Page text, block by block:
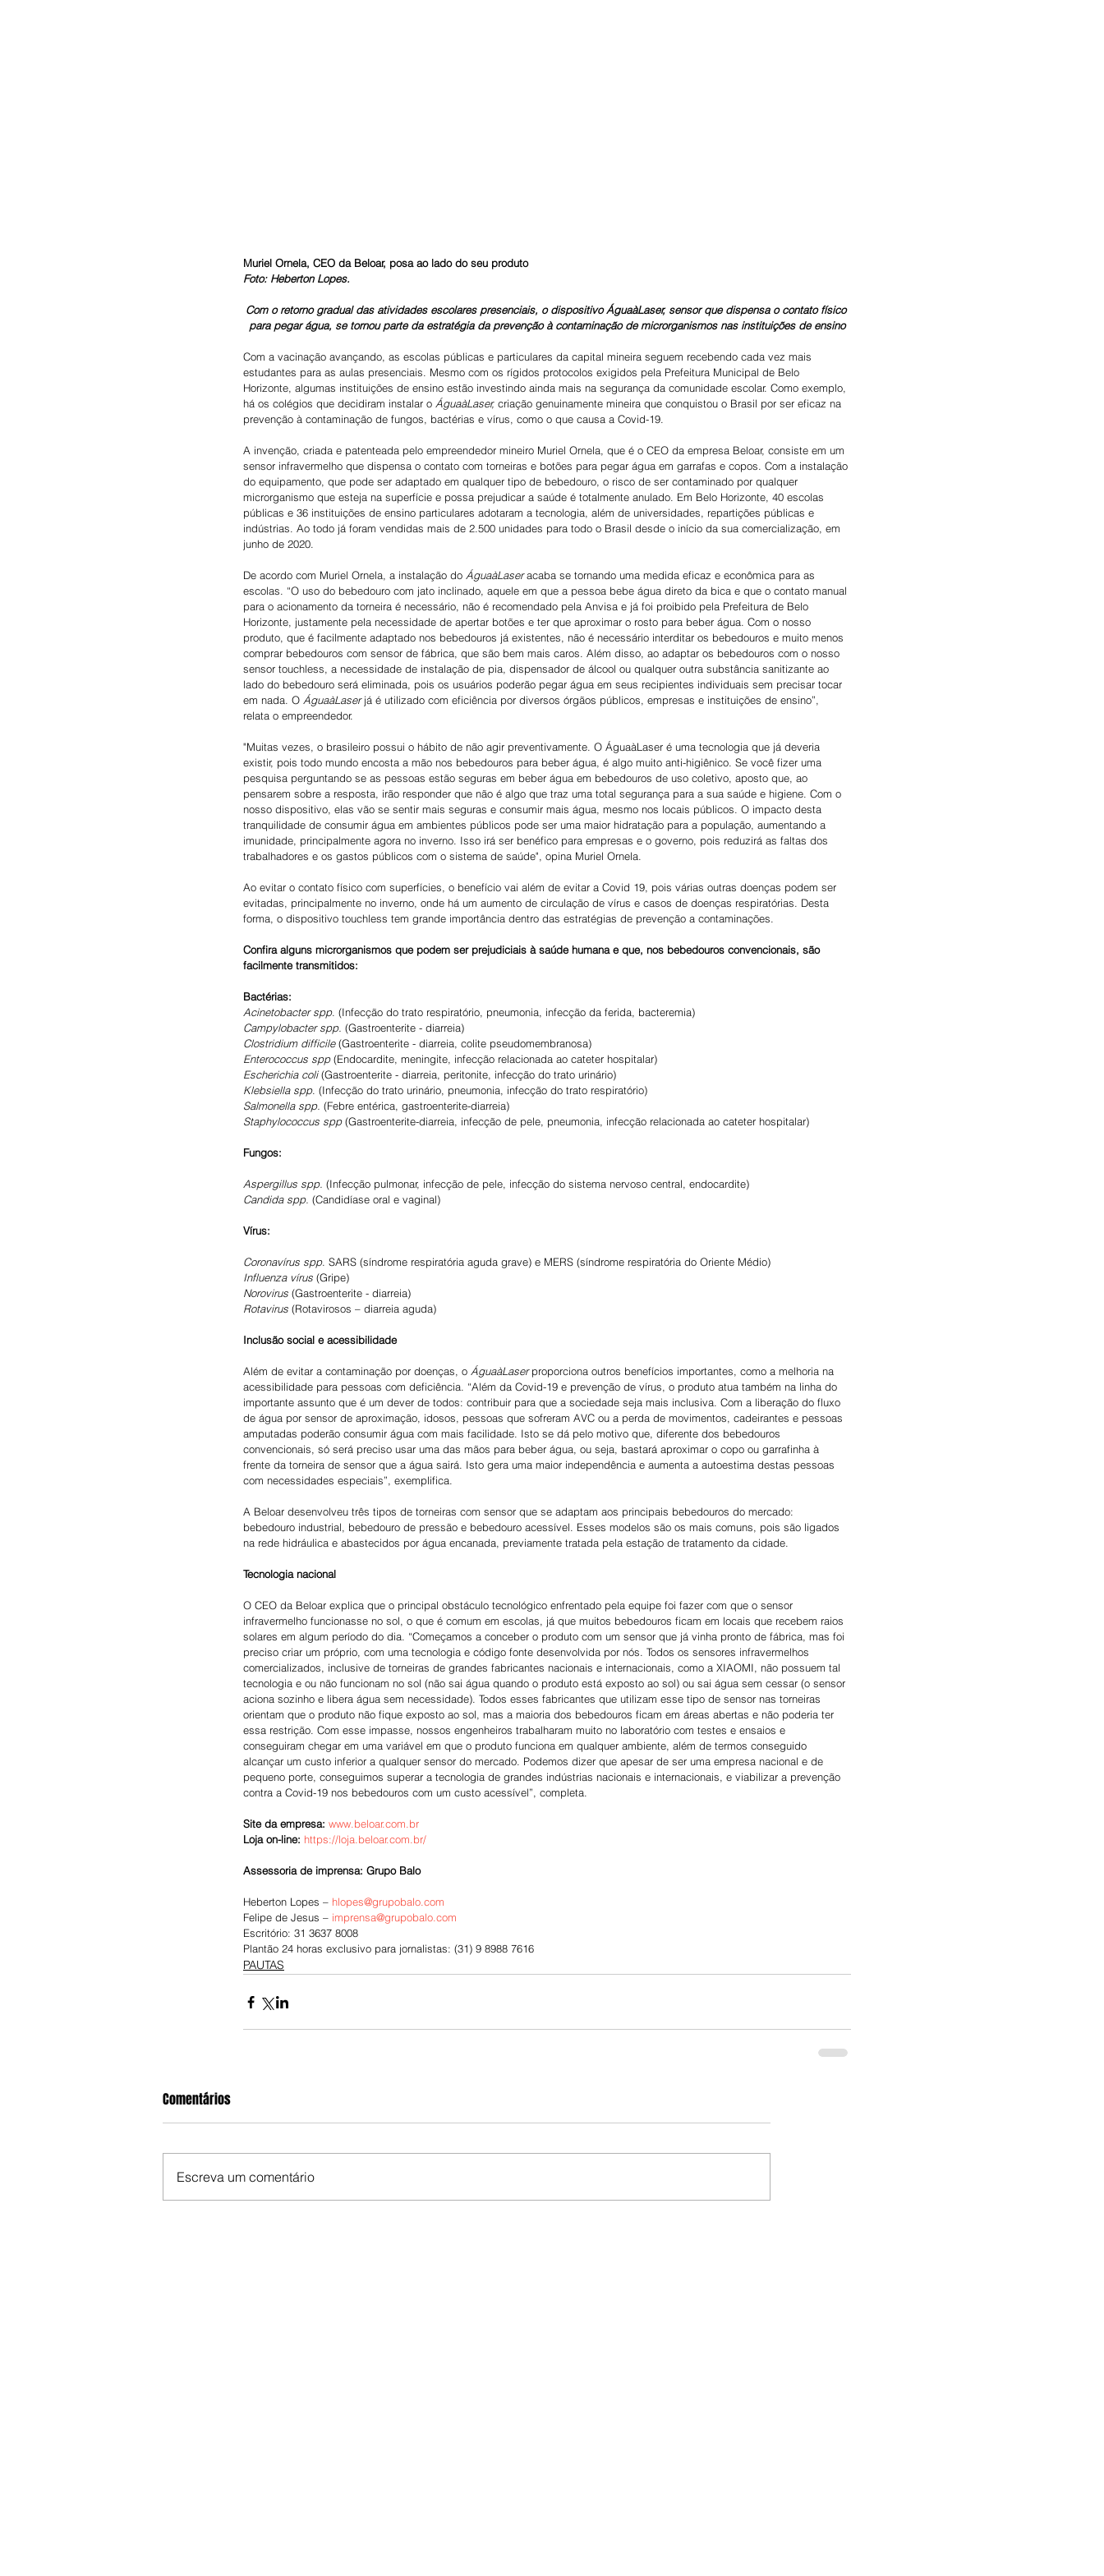
Muriel Ornela, CEO da Beloar, posa ao lado do seu produto
Foto: Heberton Lopes.
Com o retorno gradual das atividades escolares presenciais, o dispositivo ÁguaàLaser, sensor que dispensa o contato físico
para pegar água, se tornou parte da estratégia da prevenção à contaminação de microrganismos nas instituições de ensino
Com a vacinação avançando, as escolas públicas e particulares da capital mineira seguem recebendo cada vez mais
estudantes para as aulas presenciais. Mesmo com os rígidos protocolos exigidos pela Prefeitura Municipal de Belo
Horizonte, algumas instituições de ensino estão investindo ainda mais na segurança da comunidade escolar. Como exemplo,
há os colégios que decidiram instalar o ÁguaàLaser, criação genuinamente mineira que conquistou o Brasil por ser eficaz na
prevenção à contaminação de fungos, bactérias e vírus, como o que causa a Covid-19.
A invenção, criada e patenteada pelo empreendedor mineiro Muriel Ornela, que é o CEO da empresa Beloar, consiste em um
sensor infravermelho que dispensa o contato com torneiras e botões para pegar água em garrafas e copos. Com a instalação
do equipamento, que pode ser adaptado em qualquer tipo de bebedouro, o risco de ser contaminado por qualquer
microrganismo que esteja na superfície e possa prejudicar a saúde é totalmente anulado. Em Belo Horizonte, 40 escolas
públicas e 36 instituições de ensino particulares adotaram a tecnologia, além de universidades, repartições públicas e
indústrias. Ao todo já foram vendidas mais de 2.500 unidades para todo o Brasil desde o início da sua comercialização, em
junho de 2020.
De acordo com Muriel Ornela, a instalação do ÁguaàLaser acaba se tornando uma medida eficaz e econômica para as
escolas. “O uso do bebedouro com jato inclinado, aquele em que a pessoa bebe água direto da bica e que o contato manual
para o acionamento da torneira é necessário, não é recomendado pela Anvisa e já foi proibido pela Prefeitura de Belo
Horizonte, justamente pela necessidade de apertar botões e ter que aproximar o rosto para beber água. Com o nosso
produto, que é facilmente adaptado nos bebedouros já existentes, não é necessário interditar os bebedouros e muito menos
comprar bebedouros com sensor de fábrica, que são bem mais caros. Além disso, ao adaptar os bebedouros com o nosso
sensor touchless, a necessidade de instalação de pia, dispensador de álcool ou qualquer outra substância sanitizante ao
lado do bebedouro será eliminada, pois os usuários poderão pegar água em seus recipientes individuais sem precisar tocar
em nada. O ÁguaàLaser já é utilizado com eficiência por diversos órgãos públicos, empresas e instituições de ensino”,
relata o empreendedor.
"Muitas vezes, o brasileiro possui o hábito de não agir preventivamente. O ÁguaàLaser é uma tecnologia que já deveria
existir, pois todo mundo encosta a mão nos bebedouros para beber água, é algo muito anti-higiênico. Se você fizer uma
pesquisa perguntando se as pessoas estão seguras em beber água em bebedouros de uso coletivo, aposto que, ao
pensarem sobre a resposta, irão responder que não é algo que traz uma total segurança para a sua saúde e higiene. Com o
nosso dispositivo, elas vão se sentir mais seguras e consumir mais água, mesmo nos locais públicos. O impacto desta
tranquilidade de consumir água em ambientes públicos pode ser uma maior hidratação para a população, aumentando a
imunidade, principalmente agora no inverno. Isso irá ser benéfico para empresas e o governo, pois reduzirá as faltas dos
trabalhadores e os gastos públicos com o sistema de saúde", opina Muriel Ornela.
Ao evitar o contato físico com superfícies, o benefício vai além de evitar a Covid 19, pois várias outras doenças podem ser
evitadas, principalmente no inverno, onde há um aumento de circulação de vírus e casos de doenças respiratórias. Desta
forma, o dispositivo touchless tem grande importância dentro das estratégias de prevenção a contaminações.
Confira alguns microrganismos que podem ser prejudiciais à saúde humana e que, nos bebedouros convencionais, são
facilmente transmitidos:
Bactérias:
Acinetobacter spp. (Infecção do trato respiratório, pneumonia, infecção da ferida, bacteremia)
Campylobacter spp. (Gastroenterite - diarreia)
Clostridium difficile (Gastroenterite - diarreia, colite pseudomembranosa)
Enterococcus spp (Endocardite, meningite, infecção relacionada ao cateter hospitalar)
Escherichia coli (Gastroenterite - diarreia, peritonite, infecção do trato urinário)
Klebsiella spp. (Infecção do trato urinário, pneumonia, infecção do trato respiratório)
Salmonella spp. (Febre entérica, gastroenterite-diarreia)
Staphylococcus spp (Gastroenterite-diarreia, infecção de pele, pneumonia, infecção relacionada ao cateter hospitalar)
Fungos:
Aspergillus spp. (Infecção pulmonar, infecção de pele, infecção do sistema nervoso central, endocardite)
Candida spp. (Candidíase oral e vaginal)
Vírus:
Coronavírus spp. SARS (síndrome respiratória aguda grave) e MERS (síndrome respiratória do Oriente Médio)
Influenza vírus (Gripe)
Norovirus (Gastroenterite - diarreia)
Rotavirus (Rotavirosos – diarreia aguda)
Inclusão social e acessibilidade
Além de evitar a contaminação por doenças, o ÁguaàLaser proporciona outros benefícios importantes, como a melhoria na
acessibilidade para pessoas com deficiência. “Além da Covid-19 e prevenção de vírus, o produto atua também na linha do
importante assunto que é um dever de todos: contribuir para que a sociedade seja mais inclusiva. Com a liberação do fluxo
de água por sensor de aproximação, idosos, pessoas que sofreram AVC ou a perda de movimentos, cadeirantes e pessoas
amputadas poderão consumir água com mais facilidade. Isto se dá pelo motivo que, diferente dos bebedouros
convencionais, só será preciso usar uma das mãos para beber água, ou seja, bastará aproximar o copo ou garrafinha à
frente da torneira de sensor que a água sairá. Isto gera uma maior independência e aumenta a autoestima destas pessoas
com necessidades especiais”, exemplifica.
A Beloar desenvolveu três tipos de torneiras com sensor que se adaptam aos principais bebedouros do mercado:
bebedouro industrial, bebedouro de pressão e bebedouro acessível. Esses modelos são os mais comuns, pois são ligados
na rede hidráulica e abastecidos por água encanada, previamente tratada pela estação de tratamento da cidade.
Tecnologia nacional
O CEO da Beloar explica que o principal obstáculo tecnológico enfrentado pela equipe foi fazer com que o sensor
infravermelho funcionasse no sol, o que é comum em escolas, já que muitos bebedouros ficam em locais que recebem raios
solares em algum período do dia. “Começamos a conceber o produto com um sensor que já vinha pronto de fábrica, mas foi
preciso criar um próprio, com uma tecnologia e código fonte desenvolvida por nós. Todos os sensores infravermelhos
comercializados, inclusive de torneiras de grandes fabricantes nacionais e internacionais, como a XIAOMI, não possuem tal
tecnologia e ou não funcionam no sol (não sai água quando o produto está exposto ao sol) ou sai água sem cessar (o sensor
aciona sozinho e libera água sem necessidade). Todos esses fabricantes que utilizam esse tipo de sensor nas torneiras
orientam que o produto não fique exposto ao sol, mas a maioria dos bebedouros ficam em áreas abertas e não poderia ter
essa restrição. Com esse impasse, nossos engenheiros trabalharam muito no laboratório com testes e ensaios e
conseguiram chegar em uma variável em que o produto funciona em qualquer ambiente, além de termos conseguido
alcançar um custo inferior a qualquer sensor do mercado. Podemos dizer que apesar de ser uma empresa nacional e de
pequeno porte, conseguimos superar a tecnologia de grandes indústrias nacionais e internacionais, e viabilizar a prevenção
contra a Covid-19 nos bebedouros com um custo acessível”, completa.
Site da empresa: www.beloar.com.br
Loja on-line: https://loja.beloar.com.br/
Assessoria de imprensa: Grupo Balo
Heberton Lopes – hlopes@grupobalo.com
Felipe de Jesus – imprensa@grupobalo.com
Escritório: 31 3637 8008
Plantão 24 horas exclusivo para jornalistas: (31) 9 8988 7616
PAUTAS
Comentários
Escreva um comentário